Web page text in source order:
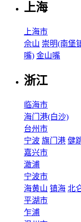
上海
上海市
佘山 崇明(南堡
嘴) 金山嘴
浙江
临海市
海门港(白沙)
台州市
宁波 旗门港 健
嘉兴市
澉浦
宁波市
海黄山 镇海 北
平湖市
乍浦